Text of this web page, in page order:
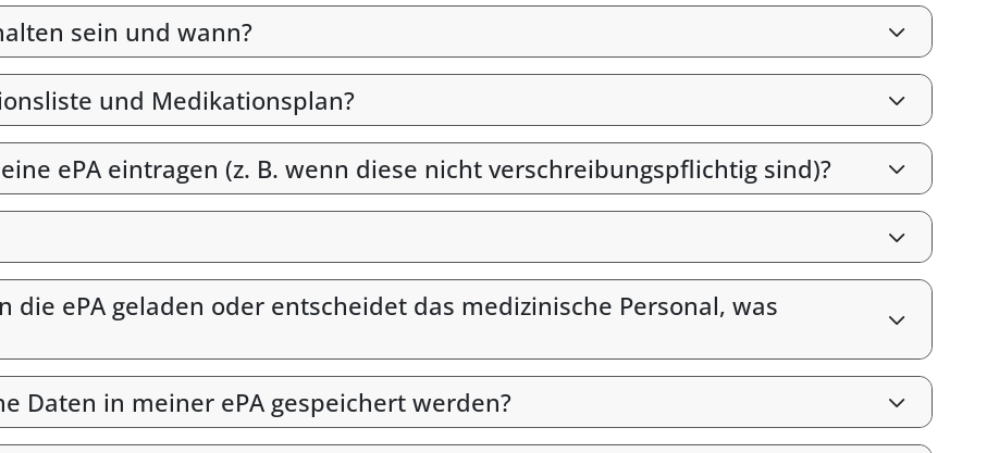
sein und wann?
und Medikationsplan?
ePA eintragen (z. B. wenn diese nicht verschreibungspflichtig sind)?
ePA geladen oder entscheidet das medizinische Personal, was
Daten in meiner ePA gespeichert werden?